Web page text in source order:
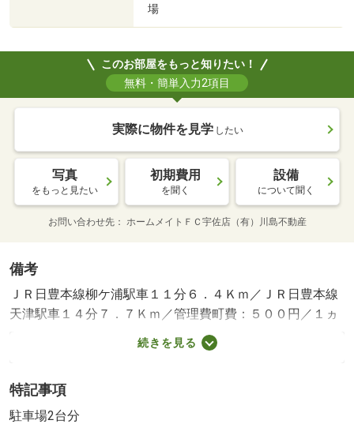
場
このお部屋をもっと知りたい！
無料・簡単入力2項目
実際に物件を見学 したい
写真
をもっと見たい
初期費用
を聞く
設備
について聞く
お問い合わせ先 ホームメイトＦＣ宇佐店（有）川島不動産
備考
ＪＲ日豊本線柳ケ浦駅車１１分６．４Ｋｍ／ＪＲ日豊本線
天津駅車１４分７．７Ｋｍ／管理費町費：５００円／１ヵ
月、くらしーど２４Ｍ：１１００円／１ヵ月、ネット使用
時：２５００円／１ヵ月／保証会社利用必：月額賃料６
間中）、保証委託継続料：５０００円／年／間取・設備等
が現状と異なる場合は現状有姿。仲介手数料負担借主１０
続きを見る
特記事項
駐車場2台分